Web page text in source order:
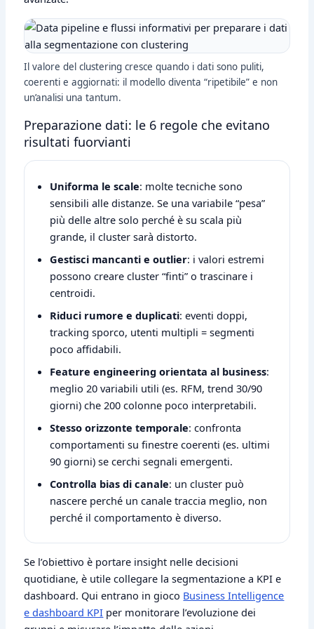
Il valore del clustering cresce quando i dati sono puliti,
coerenti e aggiornati: il modello diventa “ripetibile” e non
un’analisi una tantum.
Preparazione dati: le 6 regole che evitano
risultati fuorvianti
Uniforma le scale: molte tecniche sono
sensibili alle distanze. Se una variabile “pesa”
più delle altre solo perché è su scala più
grande, il cluster sarà distorto.
Gestisci mancanti e outlier: i valori estremi
possono creare cluster “finti” o trascinare i
centroidi.
Riduci rumore e duplicati: eventi doppi,
tracking sporco, utenti multipli = segmenti
poco affidabili.
Feature engineering orientata al business:
meglio 20 variabili utili (es. RFM, trend 30/90
giorni) che 200 colonne poco interpretabili.
Stesso orizzonte temporale: confronta
comportamenti su finestre coerenti (es. ultimi
90 giorni) se cerchi segnali emergenti.
Controlla bias di canale: un cluster può
nascere perché un canale traccia meglio, non
perché il comportamento è diverso.
Se l’obiettivo è portare insight nelle decisioni
quotidiane, è utile collegare la segmentazione a KPI e
dashboard. Qui entrano in gioco Business Intelligence
e dashboard KPI per monitorare l’evoluzione dei